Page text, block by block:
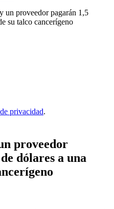
un proveedor pagarán 1,5
su talco cancerígeno
privacidad.
proveedor
dólares a una